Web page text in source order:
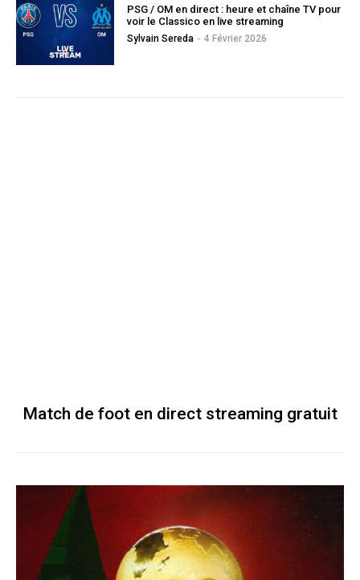
PSG / OM en direct : heure et chaîne TV pour
voir le Classico en live streaming
Sylvain Sereda - 4 Février 2026
Match de foot en direct streaming gratuit